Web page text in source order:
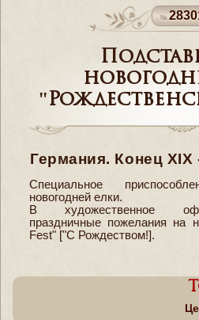
Германия. Конец XIX
Специальное
новогодней елки.
В художественное
праздничные пожелания на
Fest" ["С Рождеством!].